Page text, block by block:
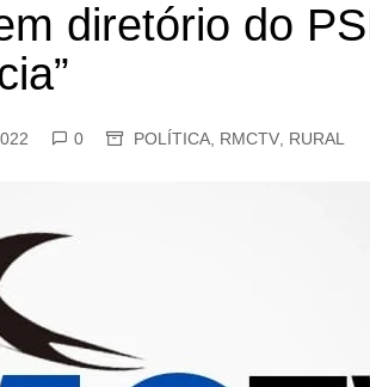
GUAÇU
MIRIM
diretório do
0 POLÍTICA RMCTV RURAL